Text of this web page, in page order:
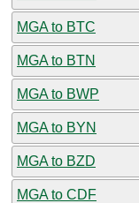
MGA to BTC
MGA to BTN
MGA to BWP
MGA to BYN
MGA to BZD
MGA to CDF